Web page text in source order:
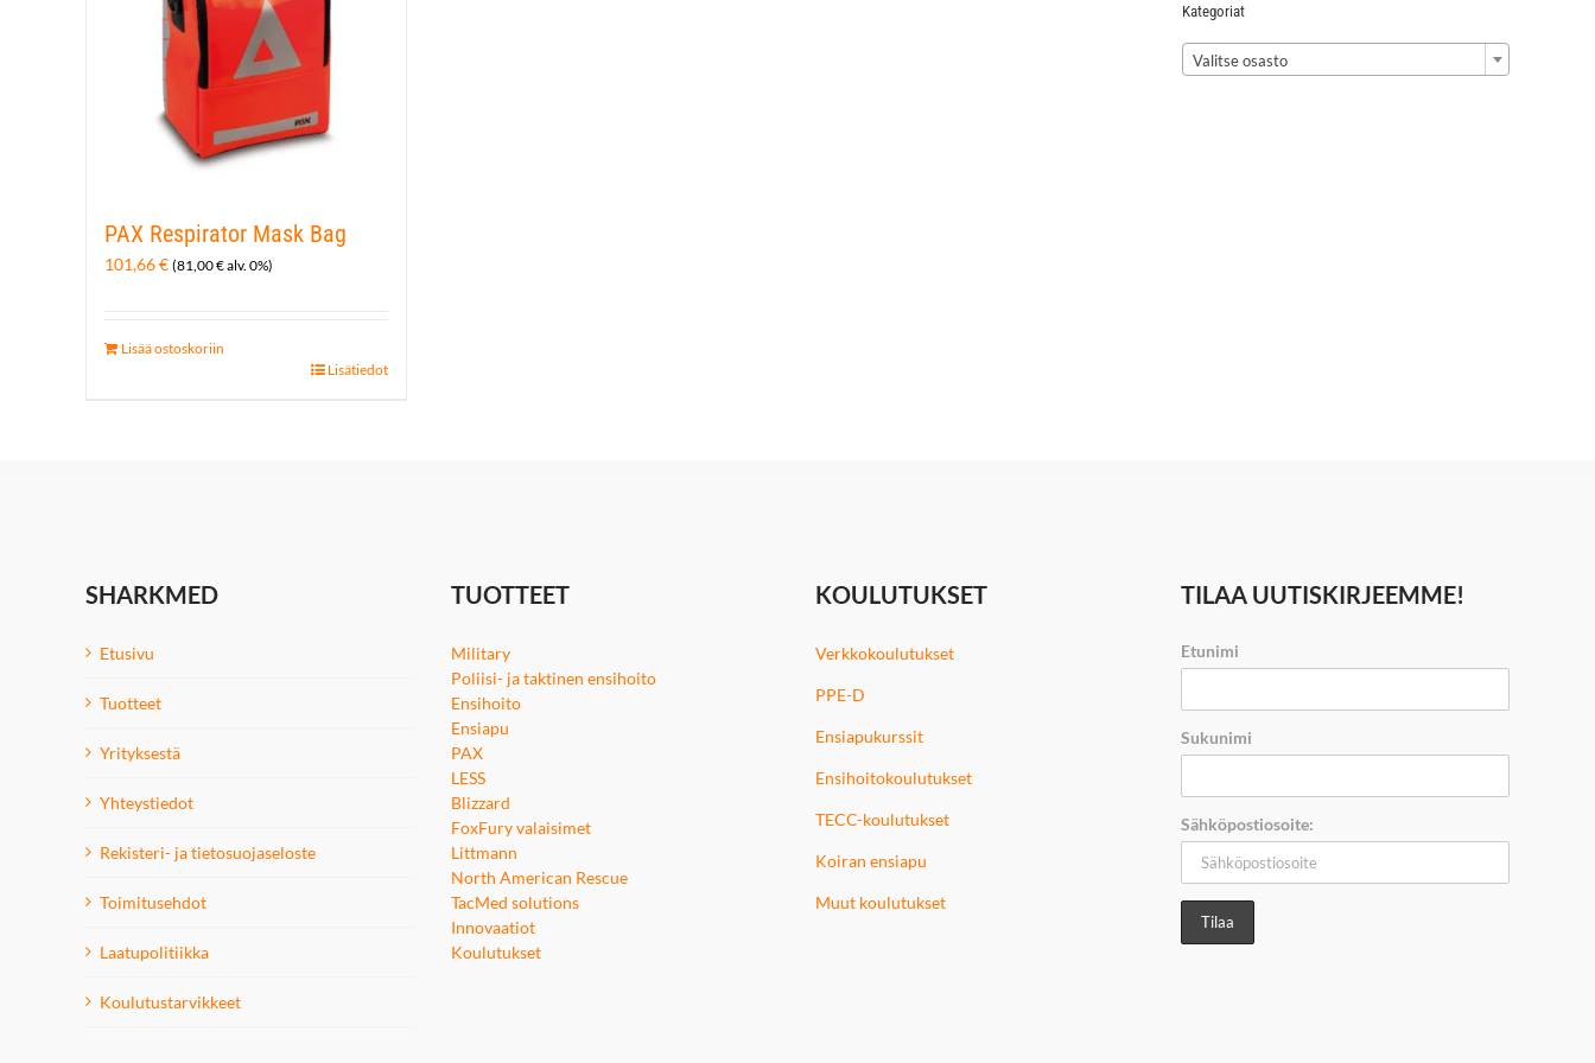
PAX Respirator Mask Bag
101,66€ (81,00€alv. 0%)
Lisää ostoskoriin
Lisätiedot
Kategoriat
Valitse osasto
SHARKMED
Etusivu
Tuotteet
Yrityksestä
Yhteystiedot
Rekisteri- ja tietosuojaseloste
Toimitusehdot
Laatupolitiikka
Koulutustarvikkeet
TUOTTEET
Military
Poliisi- ja taktinen ensihoito
Ensihoito
Ensiapu
PAX
LESS
Blizzard
FoxFury valaisimet
Littmann
North American Rescue
TacMed solutions
Innovaatiot
Koulutukset
KOULUTUKSET
Verkkokoulutukset
PPE-D
Ensiapukurssit
Ensihoitokoulutukset
TECC-koulutukset
Koiran ensiapu
Muut koulutukset
TILAA UUTISKIRJEEMME!
Etunimi
Sukunimi
Sähköpostiosoite: